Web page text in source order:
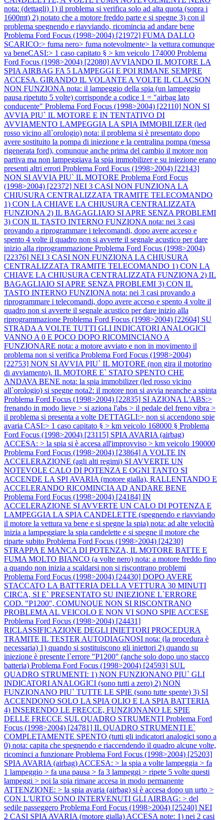
nota: (dettagli) 1) il problema si verifica solo ad alta quota (sopra i
1600mt) 2) notato che a motore freddo parte e si spegne 3) con il
problema spegnendo e riavviando, ricomincia ad andare bene
Problema Ford Focus (1998>2004) [21972] FUMA DALLO
SCARICO:> fuma nero> fuma notevolmente> la vettura comunque
va beneCASI:> 1 caso capitato § > km veicolo 174000 Problema
Ford Focus (1998>2004) [22080] AVVIANDO IL MOTORE LA
SPIA AIRBAG FA 5 LAMPEGGI E POI RIMANE SEMPRE
ACCESA. GIRANDO IL VOLANTE A VOLTE IL CLACSON
NON FUNZIONA nota: il lampeggio della spia (un lampeggio
pausa ripetuto 5 volte) corrisponde a codice 1 = "airbag lato
conducente" Problema Ford Focus (1998>2004) [22110] NON SI
AVVIA PIU` IL MOTORE E IN TENTATIVO DI
AVVIAMENTO LAMPEGGIA LA SPIA IMMOBILIZER (led
rosso vicino all`orologio) nota: il problema si è presentato dopo
avere sostituito la pompa di iniezione e la centralina pompa (messa
rigenerata ford), comunque anche prima del cambio il motore non
partiva ma non lampeggiava la spia immobilizer e su iniezione erano
presenti altri errori Problema Ford Focus (1998>2004) [22143]
NON SI AVVIA PIU` IL MOTORE Problema Ford Focus
(1998>2004) [22372] NEI 3 CASI NON FUNZIONA LA
CHIUSURA CENTRALIZZATA TRAMITE TELECOMANDO
1) CON LA CHIAVE LA CHIUSURA CENTRALIZZATA
FUNZIONA 2) IL BAGAGLIAIO SI APRE SENZA PROBLEMI
3) CON IL TASTO INTERNO FUNZIONA nota: nei 3 casi
provando a riprogrammare i telecomandi, dopo avere acceso e
spento 4 volte il quadro non si avverte il segnale acustico per dare
inizio alla riprogrammazione Problema Ford Focus (1998>2004)
[22376] NEI 3 CASI NON FUNZIONA LA CHIUSURA
CENTRALIZZATA TRAMITE TELECOMANDO 1) CON LA
CHIAVE LA CHIUSURA CENTRALIZZATA FUNZIONA 2) IL
BAGAGLIAIO SI APRE SENZA PROBLEMI 3) CON IL
TASTO INTERNO FUNZIONA nota: nei 3 casi provando a
riprogrammare i telecomandi, dopo avere acceso e spento 4 volte il
quadro non si avverte il segnale acustico per dare inizio alla
riprogrammazione Problema Ford Focus (1998>2004) [22604] SU
STRADA A VOLTE TUTTI GLI INDICATORI ANALOGICI
VANNO A 0 E POCO DOPO RICOMINCIANO A
FUNZIONARE nota: a motore avviato e non in movimento il
problema non si verifica Problema Ford Focus (1998>2004)
[22753] NON SI AVVIA PIU` IL MOTORE (non gira il motorino
di avviamento). IL MOTORE E` STATO SPENTO CHE
ANDAVA BENE nota: la spia immobilizer (led rosso vicino
all`orologio) si spegne nota2: il motore non si avvia neanche a spinta
Problema Ford Focus (1998>2004) [22835] SI AZIONA L'ABS:>
frenando in modo lieve > si aziona l'abs > il pedale del freno vibra >
il problema si presenta a volte DETTAGLI:> non si accendono spie
avaria CASI:> 1 caso capitato § > km veicolo 168000 § Problema
Ford Focus (1998>2004) [23115] SPIA AVARIA (airbag)
ACCESA: > la spia si è accesa all'improvviso > km veicolo 190000
Problema Ford Focus (1998>2004) [23864] A VOLTE IN
ACCELERAZIONE (agli alti regimi) SI AVVERTE UN
NOTEVOLE CALO DI POTENZA E OGNI TANTO SI
ACCENDE LA SPI AVARIA (motore gialla), RALLENTANDO E
ACCELERANDO RICOMINCIA AD ANDARE BENE
Problema Ford Focus (1998>2004) [24184] IN
ACCELERAZIONE SI AVVERTE UN CALO DI POTENZA E
LAMPEGGIA LA SPIA CANDELETTE (spegnendo e riavviando
il motore la vettura va bene e si spegne la spia) nota: ad alte velocità
inizia a lampeggiare la spia candelette e si spegne il motore che
riparte subito Problema Ford Focus (1998>2004) [24230]
STRAPPA E MANCA DI POTENZA, IL MOTORE BATTE E
FUMA MOLTO BIANCO (a volte nero) nota: a motore freddo fino
a quando non inizia a scaldarsi non si riscontrano problemi
Problema Ford Focus (1998>2004) [24430] DOPO AVERE
STACCATO LA BATTERIA DELLA VETTURA 30 MINUTI
CIRCA, SI E` PRESENTATO SU INIEZIONE L`ERRORE
COD. "P1200", COMUNQUE NON SI RISCONTRANO
PROBLEMA AL VEICOLO E NON VI SONO SPIE ACCESE
Problema Ford Focus (1998>2004) [24431]
RICLASSIFICAZIONE DEGLI INIETTORI PROCEDURA
TRAMITE IL TESTER AUTODIAGNOSI nota: (la procedura è
necessaria) 1) quando si sostituiscono gli iniettori 2) quando su
iniezione è presente l`errore "P1200" (anche solo dopo uno stacco
batteria) Problema Ford Focus (1998>2004) [24593] SUL
QUADRO STRUMENTI: 1) NON FUNZIONANO PIU` GLI
INDICATORI ANALOGICI (sono tutti a zero) 2) NON
FUNZIONANO PIU` TUTTE LE SPIE (sono tutte spente) 3) SI
ACCENDONO SOLO LA SPIA OLIO E LA SPIA BATTERIA
4) INSERENDO LE FRECCE, FUNZIONANO LE SPIE
DELLE FRECCE SUL QUADRO STRUMENTI Problema Ford
Focus (1998>2004) [24781] IL QUADRO STRUMENTI E`
COMPLETAMENTE SPENTO (tutti gli indicatori analogici sono a
0) nota: capita che spegnendo e riaccendendo il quadro alcune volte,
ricominci a funzionare Problema Ford Focus (1998>2004) [25203]
SPIA AVARIA (airbag) ACCESA: > la spia a volte lampeggia > fa
1 lampeggio > fa una pausa > fa 3 lampeggi > ripete 5 volte questi
lampeggi > poi la spia rimane accesa in modo permanente
ATTENZIONE: > la spia avaria (airbag) si è accesa dopo un urto >
CON L'URTO SONO INTERVENUTI GLI AIRBAG: > del
sedile passeggero Problema Ford Focus (1998>2004) [25240] NEI
2 CASI SPIA AVARIA (motore gialla) ACCESA note: 1) nei 2 casi